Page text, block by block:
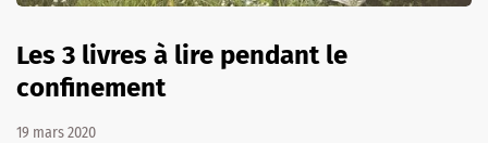
Les 3 livres à lire pendant le
confinement
19 mars 2020